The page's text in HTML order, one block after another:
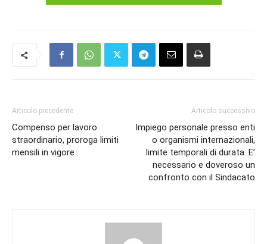
Articolo precedente
Compenso per lavoro
straordinario, proroga limiti
mensili in vigore
Articolo successivo
Impiego personale presso enti
o organismi internazionali,
limite temporali di durata. E’
necessario e doveroso un
confronto con il Sindacato